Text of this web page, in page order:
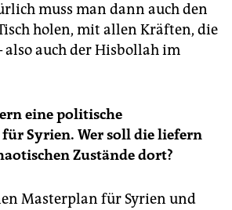
muss man dann auch den
holen, mit allen Kräften, die
auch der Hisbollah im
eine politische
Syrien. Wer soll die liefern
Zustände dort?
Masterplan für Syrien und